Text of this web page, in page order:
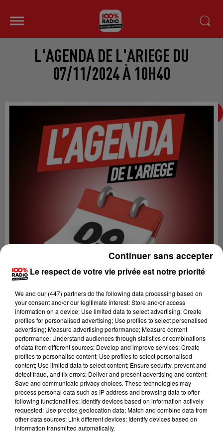
L'AGENDA DE L'ARIEGE DU
07/11/2024 À 10H40
Lecture (1 min 14 sec)
100%
100% Radio l'agenda de l'Ariege
Le respect de votre vie privée est notre priorité
We and our (447) partnersdo the following data processing based on
your consent and/or our legitimate interest: Store and/or access
information on a device; Use limited data to select advertising; Create
profiles for personalised advertising; Use profiles to select personalised
advertising; Measure advertising performance; Measure content
performance; Understand audiences through statistics or combinations
of data from different sources; Develop and improve services; Create
profiles to personalise content; Use profiles to select personalised
content; Use limited data to select content; Ensure security, prevent and
detect fraud, and fix errors; Deliver and present advertising and content;
Save and communicate privacy choices. These technologies may
process personal data such as IP address and browsing data to offer
following functionalities: Identify devices based on information actively
requested; Use precise geolocation data; Match and combine data from
other data sources; Link different devices; Identify devices based on
information transmitted automatically.
Continuer sans accepter